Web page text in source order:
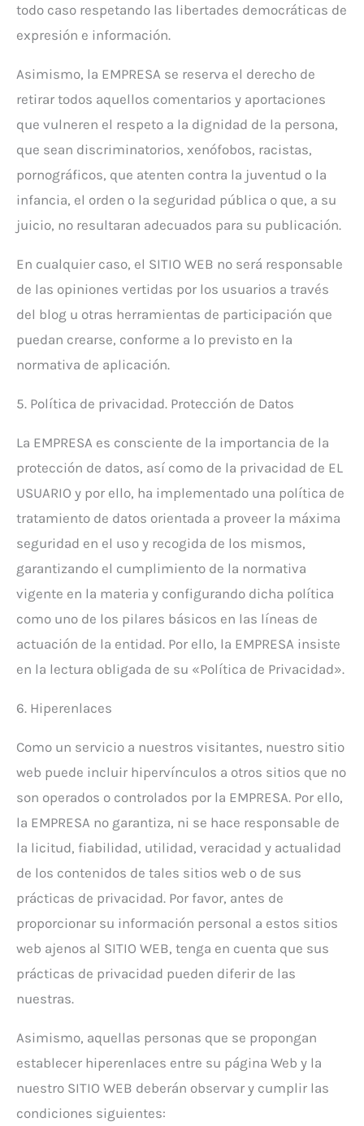
todo caso respetando las libertades democráticas de
expresión e información.
Asimismo, la EMPRESA se reserva el derecho de
retirar todos aquellos comentarios y aportaciones
que vulneren el respeto a la dignidad de la persona,
que sean discriminatorios, xenófobos, racistas,
pornográficos, que atenten contra la juventud o la
infancia, el orden o la seguridad pública o que, a su
juicio, no resultaran adecuados para su publicación.
En cualquier caso, el SITIO WEB no será responsable
de las opiniones vertidas por los usuarios a través
del blog u otras herramientas de participación que
puedan crearse, conforme a lo previsto en la
normativa de aplicación.
5. Política de privacidad. Protección de Datos
La EMPRESA es consciente de la importancia de la
protección de datos, así como de la privacidad de EL
USUARIO y por ello, ha implementado una política de
tratamiento de datos orientada a proveer la máxima
seguridad en el uso y recogida de los mismos,
garantizando el cumplimiento de la normativa
vigente en la materia y configurando dicha política
como uno de los pilares básicos en las líneas de
actuación de la entidad. Por ello, la EMPRESA insiste
en la lectura obligada de su «Política de Privacidad».
6. Hiperenlaces
Como un servicio a nuestros visitantes, nuestro sitio
web puede incluir hipervínculos a otros sitios que no
son operados o controlados por la EMPRESA. Por ello,
la EMPRESA no garantiza, ni se hace responsable de
la licitud, fiabilidad, utilidad, veracidad y actualidad
de los contenidos de tales sitios web o de sus
prácticas de privacidad. Por favor, antes de
proporcionar su información personal a estos sitios
web ajenos al SITIO WEB, tenga en cuenta que sus
prácticas de privacidad pueden diferir de las
nuestras.
Asimismo, aquellas personas que se propongan
establecer hiperenlaces entre su página Web y la
nuestro SITIO WEB deberán observar y cumplir las
condiciones siguientes: